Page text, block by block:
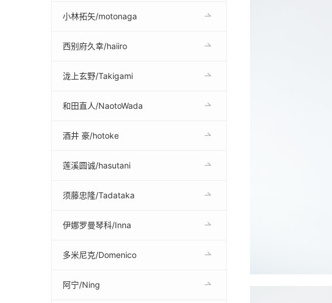
小林拓矢/motonaga
西别府久幸/haiiro
泷上玄野/Takigami
和田直人/NaotoWada
酒井 豪/hotoke
莲溪圆诚/hasutani
须藤忠隆/Tadataka
伊娜罗曼琴科/Inna
多米尼克/Domenico
阿宁/Ning